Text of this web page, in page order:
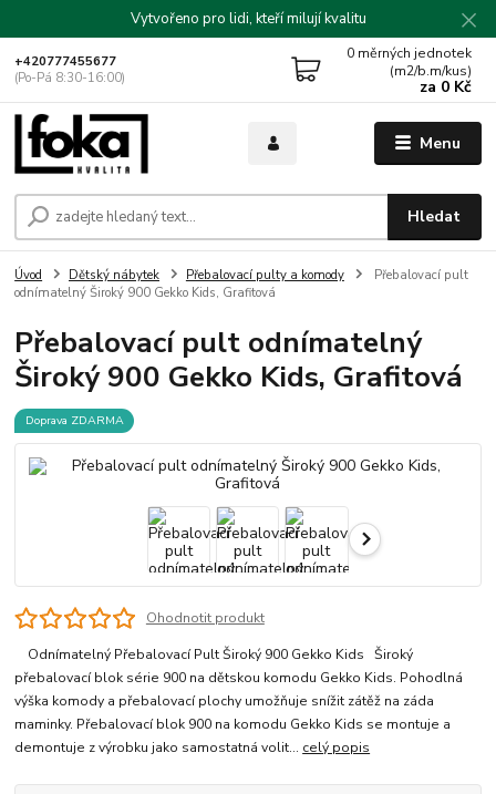
Vytvořeno pro lidi, kteří milují kvalitu
Menu
Hledat
+420777455677
(Po-Pá 8:30-16:00)
0 měrných jednotek
(m2/b.m/kus)
za 0 Kč
Úvod Dětský nábytek Přebalovací pulty a komody
Přebalovací pult
odnímatelný Široký 900 Gekko Kids, Grafitová
Přebalovací pult odnímatelný
Široký 900 Gekko Kids, Grafitová
Doprava ZDARMA
Ohodnotit produkt
Odnímatelný Přebalovací Pult Široký 900 Gekko Kids Široký
přebalovací blok série 900 na dětskou komodu Gekko Kids. Pohodlná
výška komody a přebalovací plochy umožňuje snížit zátěž na záda
maminky. Přebalovací blok 900 na komodu Gekko Kids se montuje a
demontuje z výrobku jako samostatná volit... celý popis